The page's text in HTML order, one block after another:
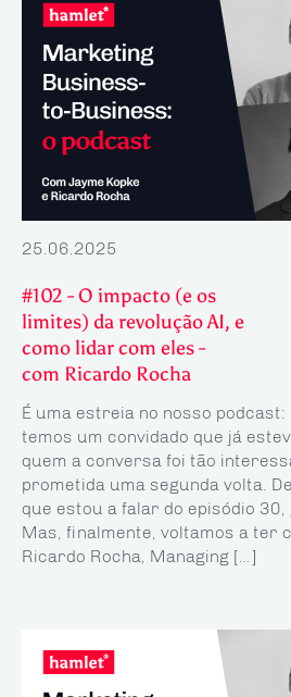
25.06.2025
#102 - O impacto (e os
limites) da revolução AI, e
como lidar com eles -
com Ricardo Rocha
É uma estreia no nosso
temos um convidado que já
quem a conversa foi tão
prometida uma segunda volta.
que estou a falar do episódio
Mas, finalmente, voltamos a ter
Ricardo Rocha, Managing […]